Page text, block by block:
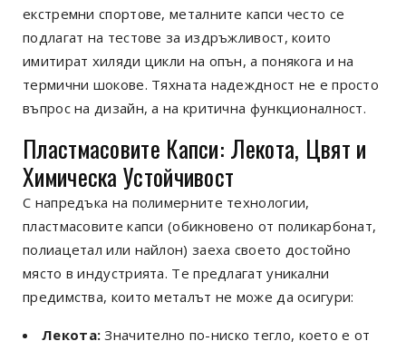
екстремни спортове, металните капси често се
подлагат на тестове за издръжливост, които
имитират хиляди цикли на опън, а понякога и на
термични шокове. Тяхната надеждност не е просто
въпрос на дизайн, а на критична функционалност.
Пластмасовите Капси: Лекота, Цвят и
Химическа Устойчивост
С напредъка на полимерните технологии,
пластмасовите капси (обикновено от поликарбонат,
полиацетал или найлон) заеха своето достойно
място в индустрията. Те предлагат уникални
предимства, които металът не може да осигури:
Лекота: Значително по-ниско тегло, което е от